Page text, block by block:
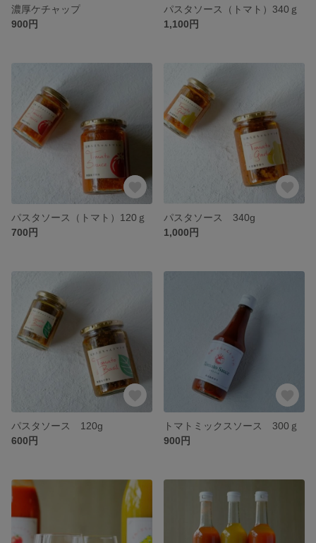
濃厚ケチャップ
900円
パスタソース（トマト）340ｇ
1,100円
パスタソース（トマト）120ｇ
700円
パスタソース 340g
1,000円
パスタソース 120g
600円
トマトミックスソース 300ｇ
900円